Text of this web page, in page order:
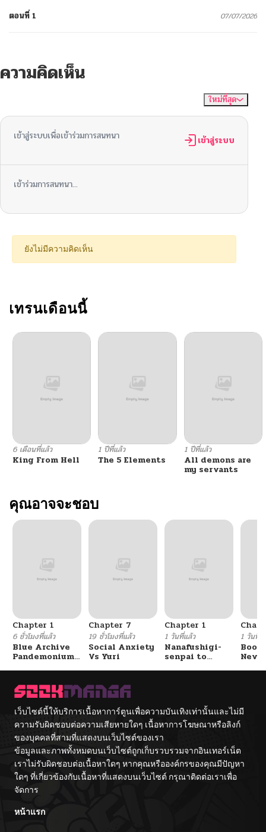
ตอนที่ 1 07/07/2026
ความคิดเห็น
ใหม่ที่สุด
เข้าสู่ระบบเพื่อเข้าร่วมการสนทนา เข้าสู่ระบบ
เข้าร่วมการสนทนา...
ยังไม่มีความคิดเห็น
เทรนเดือนนี้
6 เดือนที่แล้ว
King From Hell
1 ปีที่แล้ว
The 5 Elements
1 ปีที่แล้ว
All demons are
my servants
คุณอาจจะชอบ
Chapter 1
6 ชั่วโมงที่แล้ว
Blue Archive
Pandemonium
Chapter 7
19 ชั่วโมงที่แล้ว
Social Anxiety
Vs Yuri
Chapter 1
1 วันที่แล้ว
Nanafushigi-
senpai to
1 วันที่แ
เว็บไซต์นี้ให้บริการเนื้อหาการ์ตูนเพื่อความบันเทิงเท่านั้นและไม่มี
ความรับผิดชอบต่อความเสียหายใดๆ เนื้อหาการโฆษณาหรือลิงก์
ของบุคคลที่สามที่แสดงบนเว็บไซต์ของเรา
ข้อมูลและภาพทั้งหมดบนเว็บไซต์ถูกเก็บรวบรวมจากอินเทอร์เน็ต
เราไม่รับผิดชอบต่อเนื้อหาใดๆ หากคุณหรือองค์กรของคุณมีปัญหา
ใดๆ ที่เกี่ยวข้องกับเนื้อหาที่แสดงบนเว็บไซต์ กรุณาติดต่อเราเพื่อ
จัดการ
หน้าแรก